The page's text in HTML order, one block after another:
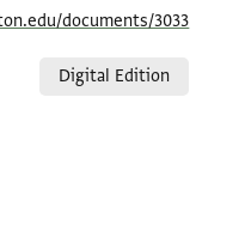
documents/3033/
Digital Edition